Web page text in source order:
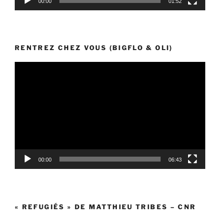
RENTREZ CHEZ VOUS (BIGFLO & OLI)
00:00 06:43
« REFUGIÉS » DE MATTHIEU TRIBES – CNR